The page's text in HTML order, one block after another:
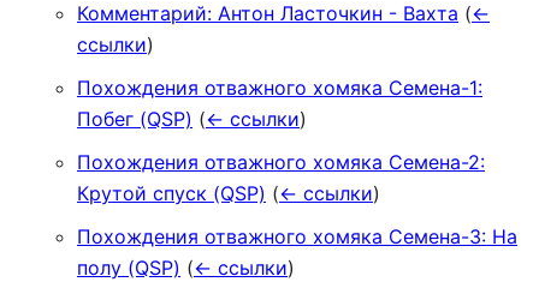
Комментарий: Антон Ласточкин - Вахта (←
ссылки)
Похождения отважного хомяка Семена-1:
Побег (QSP) (← ссылки)
Похождения отважного хомяка Семена-2:
Крутой спуск (QSP) (← ссылки)
Похождения отважного хомяка Семена-3: На
полу (QSP) (← ссылки)